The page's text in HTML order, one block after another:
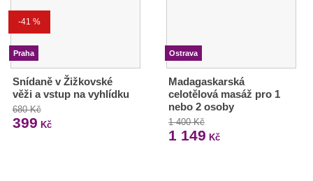
-41 %
Praha
Snídaně v Žižkovské
věži a vstup na vyhlídku
680 Kč
399 Kč
Ostrava
Madagaskarská
celotělová masáž pro 1
nebo 2 osoby
1 400 Kč
1 149 Kč